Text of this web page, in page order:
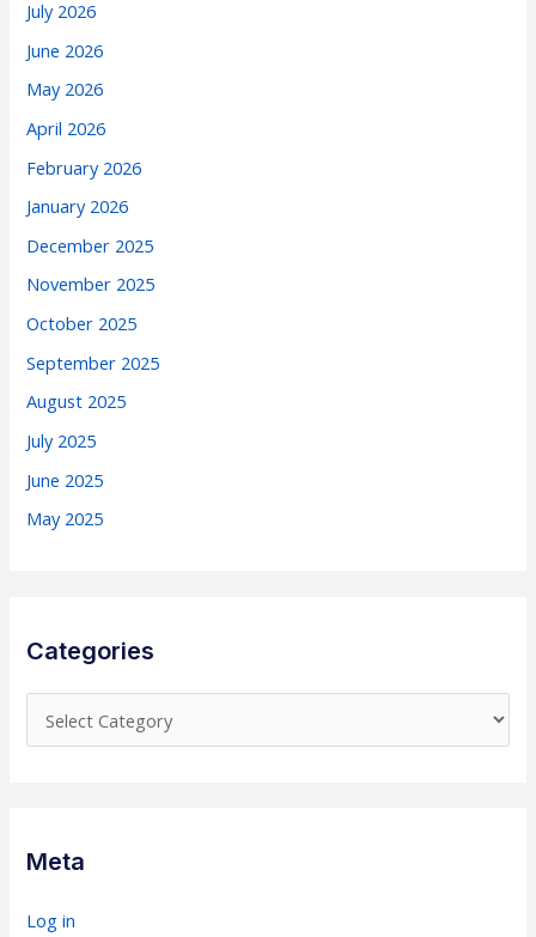
July 2026
June 2026
May 2026
April 2026
February 2026
January 2026
December 2025
November 2025
October 2025
September 2025
August 2025
July 2025
June 2025
May 2025
Categories
a
r
Meta
Log in